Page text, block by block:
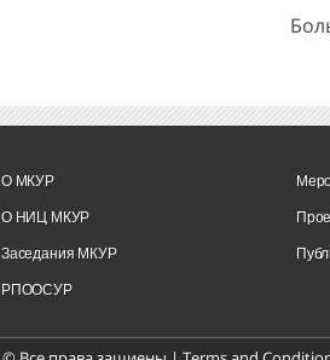
О МКУР
О НИЦ МКУР
Заседания МКУР
РПООСУР